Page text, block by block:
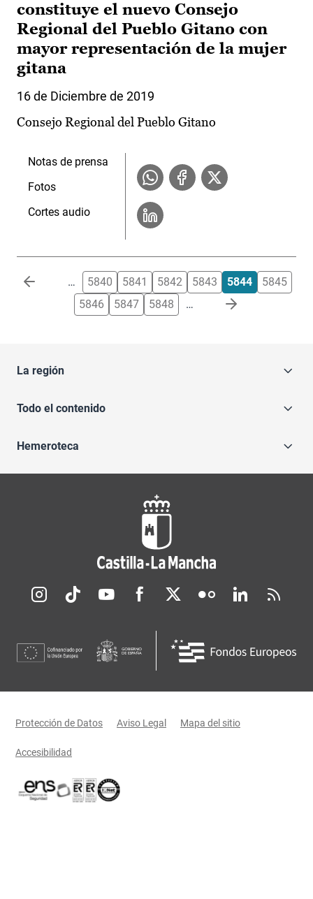
constituye el nuevo Consejo
Regional del Pueblo Gitano con
mayor representación de la mujer
gitana
16 de Diciembre de 2019
Consejo Regional del Pueblo Gitano
Notas de prensa
Fotos
Cortes audio
Paginación … 5840 5841 5842 5843 5844
5845
5846
5847 5848 …
La región
Todo el contenido
Hemeroteca
Redes sociales JCCM
Menú legal
Protección de Datos Aviso Legal Mapa del sitio
Accesibilidad